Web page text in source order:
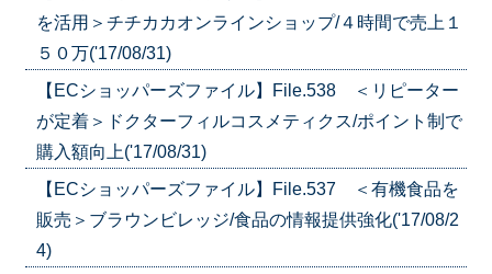
を活用＞チチカカオンラインショップ/４時間で売上１
５０万('17/08/31)
【ECショッパーズファイル】File.538 ＜リピーター
が定着＞ドクターフィルコスメティクス/ポイント制で
購入額向上('17/08/31)
【ECショッパーズファイル】File.537 ＜有機食品を
販売＞ブラウンビレッジ/食品の情報提供強化('17/08/2
4)